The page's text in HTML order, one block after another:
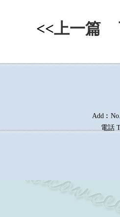
<<上一篇
電話